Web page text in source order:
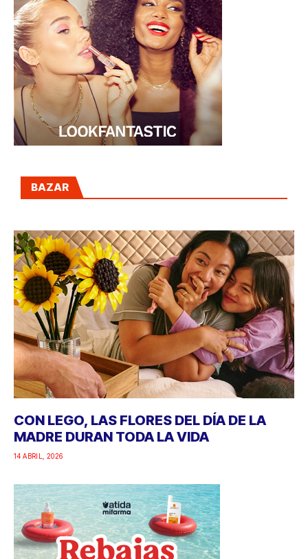
BAZAR
CON LEGO, LAS FLORES DEL DÍA DE LA
MADRE DURAN TODA LA VIDA
14 ABRIL, 2026